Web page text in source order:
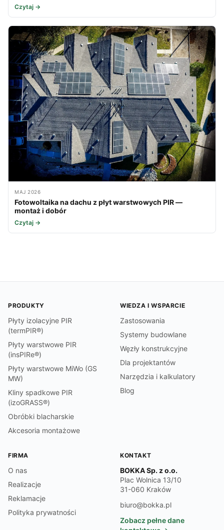
Czytaj →
MAJ 2026
Fotowoltaika na dachu z płyt warstwowych PIR —
montaż i dobór
Czytaj →
PRODUKTY
Płyty izolacyjne PIR
(termPIR®)
Płyty warstwowe PIR
(insPIRe®)
Płyty warstwowe MiWo (GS
MW)
Kliny spadkowe PIR
(izoGRASS®)
Obróbki blacharskie
Akcesoria montażowe
WIEDZA I WSPARCIE
Zastosowania
Systemy budowlane
Węzły konstrukcyjne
Dla projektantów
Narzędzia i kalkulatory
Blog
FIRMA
O nas
Realizacje
Reklamacje
Polityka prywatności
KONTAKT
BOKKA Sp. z o.o.
Plac Wolnica 13/10
31-060 Kraków
biuro@bokka.pl
Zobacz pełne dane